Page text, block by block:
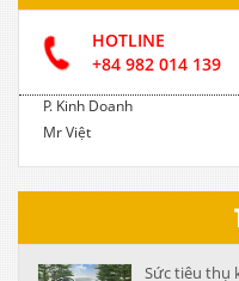
HOTLINE
+84 982 014 139
P. Kinh Doanh
Mr Việt
Sức tiêu thụ